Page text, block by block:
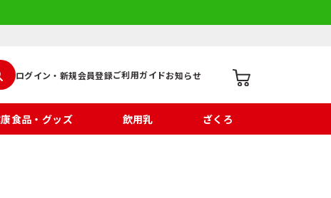
ログイン・新規会員登録
食品・グッズ 飲用乳 ざくろ
ご利用ガイドお知らせ